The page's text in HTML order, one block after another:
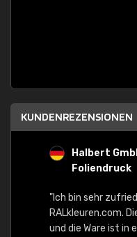
KUNDENREZENSIONEN
Halbert
Foliendruck
"Ich bin sehr
RALkleuren.com.
und die Ware ist in